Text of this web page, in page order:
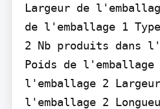
Largeur de
de l'emballage 1
2 Nb produits dans
Poids de l'emballage
l'emballage 2
l'emballage 2